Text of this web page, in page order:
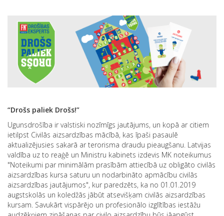
“Drošs paliek Drošs!”
Ugunsdrošība ir valstiski nozīmīgs jautājums, un kopā ar citiem
ietilpst Civilās aizsardzības mācībā, kas īpaši pasaulē
aktualizējusies sakarā ar terorisma draudu pieaugšanu. Latvijas
valdība uz to reaģē un Ministru kabinets izdevis MK noteikumus
"Noteikumi par minimālām prasībām attiecībā uz obligāto civilās
aizsardzības kursa saturu un nodarbināto apmācību civilās
aizsardzības jautājumos", kur paredzēts, ka no 01.01.2019
augstskolās un koledžās jābūt atsevišķam civilās aizsardzības
kursam. Savukārt vispārējo un profesionālo izglītības iestāžu